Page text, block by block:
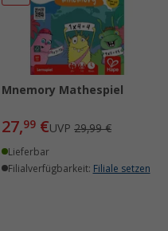
Mnemory Mathespiel
27,99 €UVP 29,99 €
Lieferbar
Filialverfügbarkeit: Filiale setzen